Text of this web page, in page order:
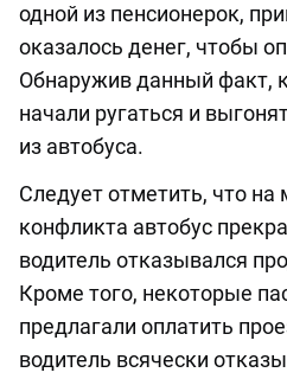
одной из пенсионерок,
оказалось денег, чтобы
Обнаружив данный факт,
начали ругаться и
из автобуса.
Следует отметить, что
конфликта автобус
водитель отказывался
Кроме того, некоторые
предлагали оплатить
водитель всячески